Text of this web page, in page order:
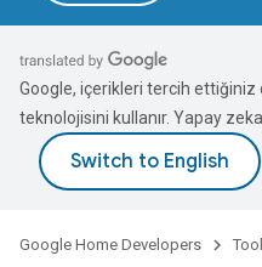
Google, içerikleri tercih
teknolojisini kullanır. Yapay
Google Home Developers